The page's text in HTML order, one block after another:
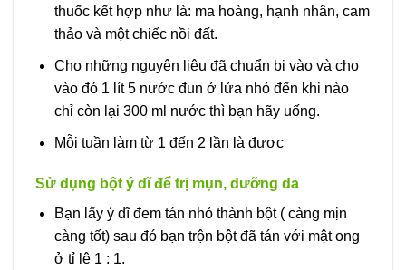
thuốc kết hợp như là: ma hoàng, hạnh nhân, cam
thảo và một chiếc nồi đất.
Cho những nguyên liệu đã chuẩn bị vào và cho
vào đó 1 lít 5 nước đun ở lửa nhỏ đến khi nào
chỉ còn lại 300 ml nước thì bạn hãy uống.
Mỗi tuần làm từ 1 đến 2 lần là được
Sử dụng bột ý dĩ để trị mụn, dưỡng da
Bạn lấy ý dĩ đem tán nhỏ thành bột ( càng mịn
càng tốt) sau đó bạn trộn bột đã tán với mật ong
ở tỉ lệ 1 : 1.